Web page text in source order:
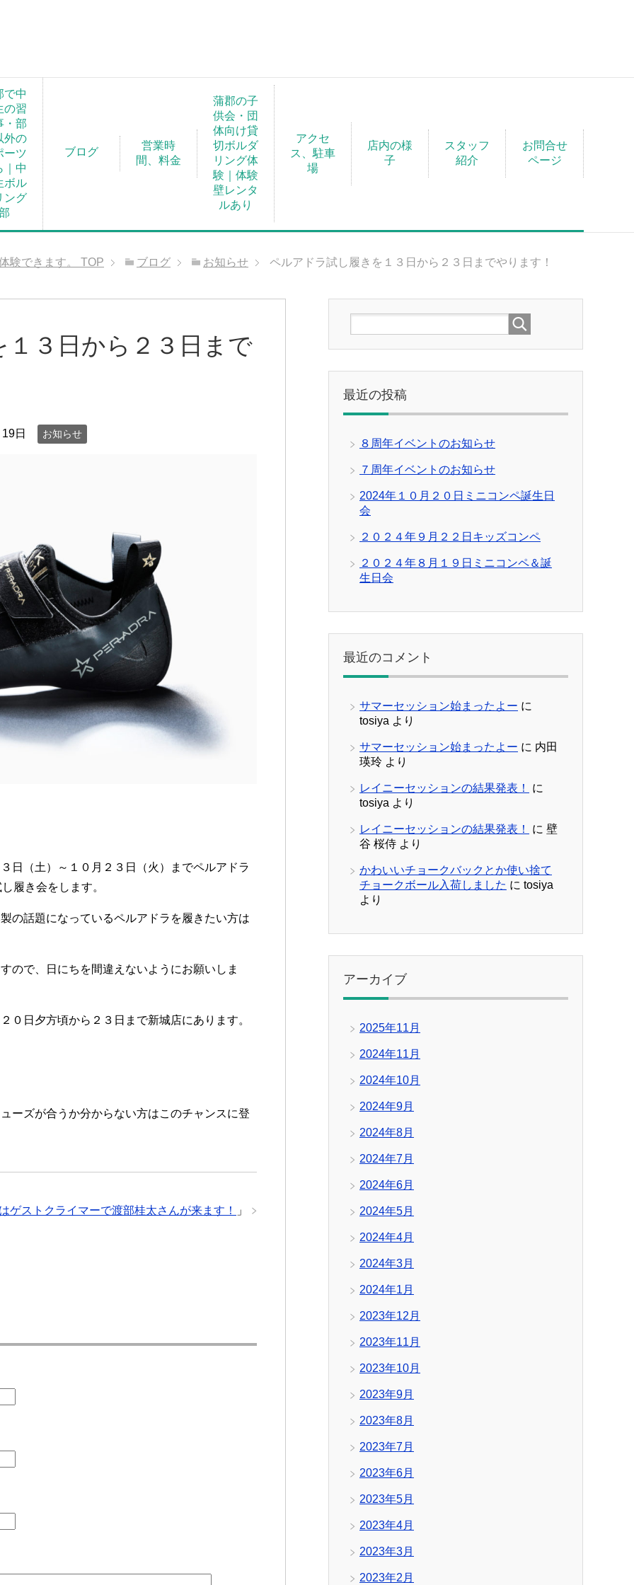
で中
の習
・部
外の
ーツ
｜中
ボル
ング
ブログ
営業時
間、料金
蒲郡の子
供会・団
体向け貸
切ボルダ
リング体
験｜体験
壁レンタ
ルあり
アクセ
ス、駐車
場
店内の様
子
スタッフ
紹介
お問合せ
ページ
験できます。 TOP ブログ お知らせ ペルアドラ試し履きを１３日から２３日までやります！
３日から２３日まで
日 お知らせ
日（土）～１０月２３日（火）までペルアドラ
履き会をします。
の話題になっているペルアドラを履きたい方は
ので、日にちを間違えないようにお願いしま
０日夕方頃から２３日まで新城店にあります。
ーズが合うか分からない方はこのチャンスに登
ゲストクライマーで渡部桂太さんが来ます！ 」
最近の投稿
８周年イベントのお知らせ
７周年イベントのお知らせ
2024年１０月２０日ミニコンペ誕生日
会
２０２４年９月２２日キッズコンペ
２０２４年８月１９日ミニコンペ＆誕
生日会
最近のコメント
サマーセッション始まったよー に
tosiya より
サマーセッション始まったよー に 内田
瑛玲 より
レイニーセッションの結果発表！
に
tosiya より
レイニーセッションの結果発表！ に 壁
谷 桜侍 より
かわいいチョークバックとか使い捨て
チョークボール入荷しました に tosiya
より
アーカイブ
2025年11月
2024年11月
2024年10月
2024年9月
2024年8月
2024年7月
2024年6月
2024年5月
2024年4月
2024年3月
2024年1月
2023年12月
2023年11月
2023年10月
2023年9月
2023年8月
2023年7月
2023年6月
2023年5月
2023年4月
2023年3月
2023年2月